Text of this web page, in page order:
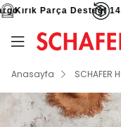
Kırık Parça Desteği 14
Anasayfa SCHAFER